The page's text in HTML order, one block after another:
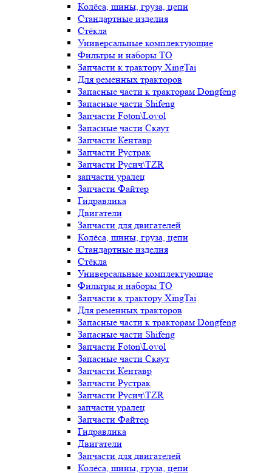
Колёса, шины, груза, цепи
Стандартные изделия
Стёкла
Универсальные комплектующие
Фильтры и наборы ТО
Запчасти к трактору XingTai
Для ременных тракторов
Запасные части к тракторам Dongfeng
Запасные части Shifeng
Запчасти Foton\Lovol
Запасные части Скаут
Запчасти Кентавр
Запчасти Рустрак
Запчасти Русич\TZR
запчасти уралец
Запчасти Файтер
Гидравлика
Двигатели
Запчасти для двигателей
Колёса, шины, груза, цепи
Стандартные изделия
Стёкла
Универсальные комплектующие
Фильтры и наборы ТО
Запчасти к трактору XingTai
Для ременных тракторов
Запасные части к тракторам Dongfeng
Запасные части Shifeng
Запчасти Foton\Lovol
Запасные части Скаут
Запчасти Кентавр
Запчасти Рустрак
Запчасти Русич\TZR
запчасти уралец
Запчасти Файтер
Гидравлика
Двигатели
Запчасти для двигателей
Колёса, шины, груза, цепи